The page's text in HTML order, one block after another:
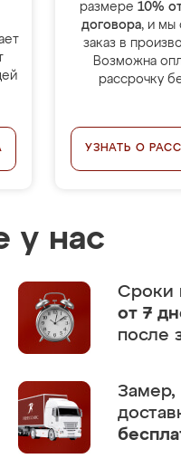
размере 10%
договора, и мы
заказ в
Возможна
рассрочку
УЗНАТЬ О
у нас
Сроки
от 7
после
Замер,